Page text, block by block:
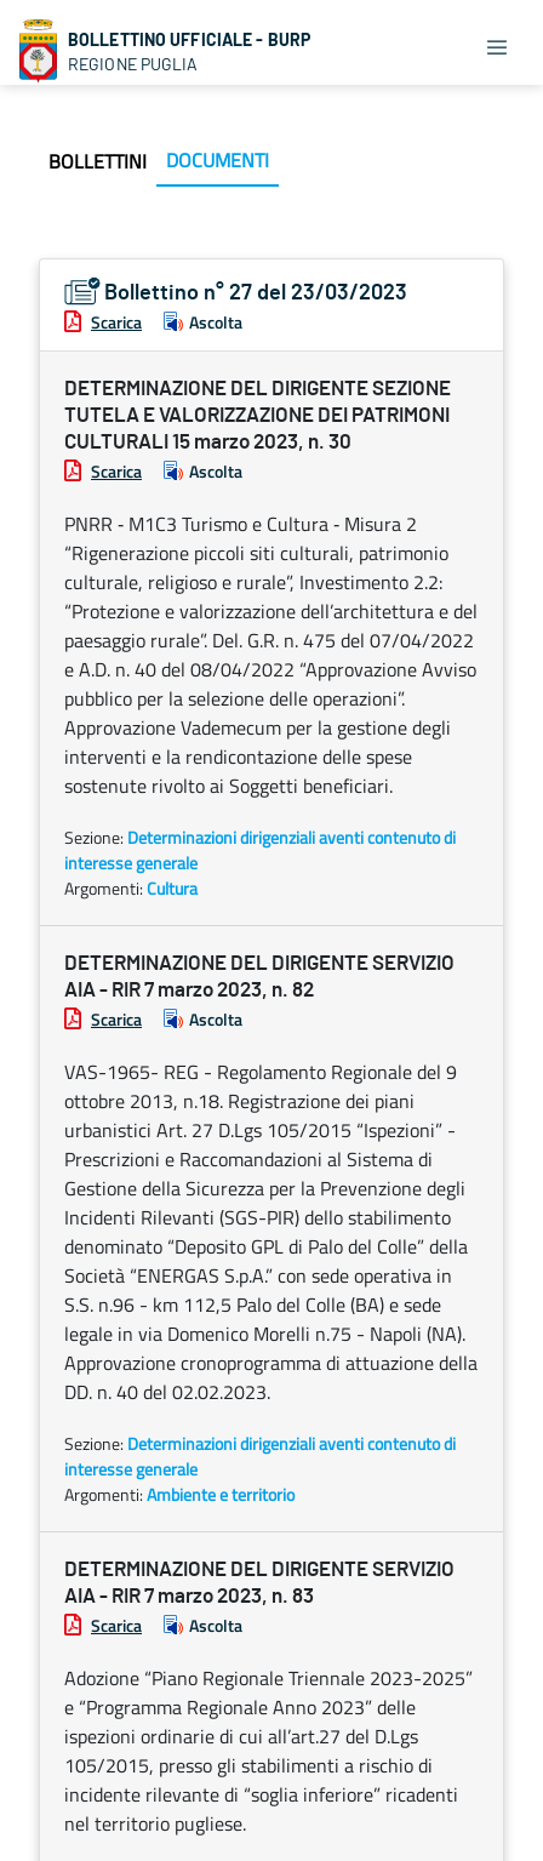
BOLLETTINO UFFICIALE - BURP
REGIONE PUGLIA
BOLLETTINI DOCUMENTI
Bollettino n° 27 del 23/03/2023
Scarica Ascolta
DETERMINAZIONE DEL DIRIGENTE SEZIONE
TUTELA E VALORIZZAZIONE DEI PATRIMONI
CULTURALI 15 marzo 2023, n. 30
Scarica Ascolta
PNRR ‐ M1C3 Turismo e Cultura ‐ Misura 2
“Rigenerazione piccoli siti culturali, patrimonio
culturale, religioso e rurale”, Investimento 2.2:
“Protezione e valorizzazione dell’architettura e del
paesaggio rurale”. Del. G.R. n. 475 del 07/04/2022
e A.D. n. 40 del 08/04/2022 “Approvazione Avviso
pubblico per la selezione delle operazioni”.
Approvazione Vademecum per la gestione degli
interventi e la rendicontazione delle spese
sostenute rivolto ai Soggetti beneficiari.
Sezione: Determinazioni dirigenziali aventi contenuto di
interesse generale
Argomenti:Cultura
DETERMINAZIONE DEL DIRIGENTE SERVIZIO
AIA - RIR 7 marzo 2023, n. 82
Scarica Ascolta
VAS-1965- REG - Regolamento Regionale del 9
ottobre 2013, n.18. Registrazione dei piani
urbanistici Art. 27 D.Lgs 105/2015 “Ispezioni” -
Prescrizioni e Raccomandazioni al Sistema di
Gestione della Sicurezza per la Prevenzione degli
Incidenti Rilevanti (SGS-PIR) dello stabilimento
denominato “Deposito GPL di Palo del Colle” della
Società “ENERGAS S.p.A.” con sede operativa in
S.S. n.96 - km 112,5 Palo del Colle (BA) e sede
legale in via Domenico Morelli n.75 - Napoli (NA).
Approvazione cronoprogramma di attuazione della
DD. n. 40 del 02.02.2023.
Sezione: Determinazioni dirigenziali aventi contenuto di
interesse generale
Argomenti:Ambiente e territorio
DETERMINAZIONE DEL DIRIGENTE SERVIZIO
AIA - RIR 7 marzo 2023, n. 83
Scarica Ascolta
Adozione “Piano Regionale Triennale 2023-2025”
e “Programma Regionale Anno 2023” delle
ispezioni ordinarie di cui all’art.27 del D.Lgs
105/2015, presso gli stabilimenti a rischio di
incidente rilevante di “soglia inferiore” ricadenti
nel territorio pugliese.